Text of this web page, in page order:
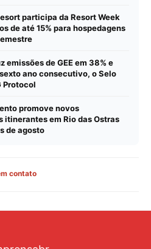
participa da Resort Week
de até 15% para hospedagens
emissões de GEE em 38% e
ano consecutivo, o Selo
Protocol
promove novos
itinerantes em Rio das Ostras
de agosto
contato